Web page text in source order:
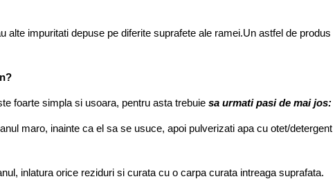
alte impuritati depuse pe diferite suprafete ale ramei.Un astfel de produs
foarte simpla si usoara, pentru asta trebuie sa urmati pasi de mai jos:
maro, inainte ca el sa se usuce, apoi pulverizati apa cu otet/detergent
inlatura orice reziduri si curata cu o carpa curata intreaga suprafata.